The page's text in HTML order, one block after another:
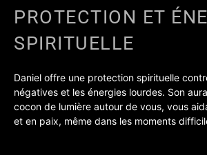
PROTECTION ET
SPIRITUELLE
Daniel offre une protection spirituelle
négatives et les énergies lourdes. Son
cocon de lumière autour de vous, vous
et en paix, même dans les moments